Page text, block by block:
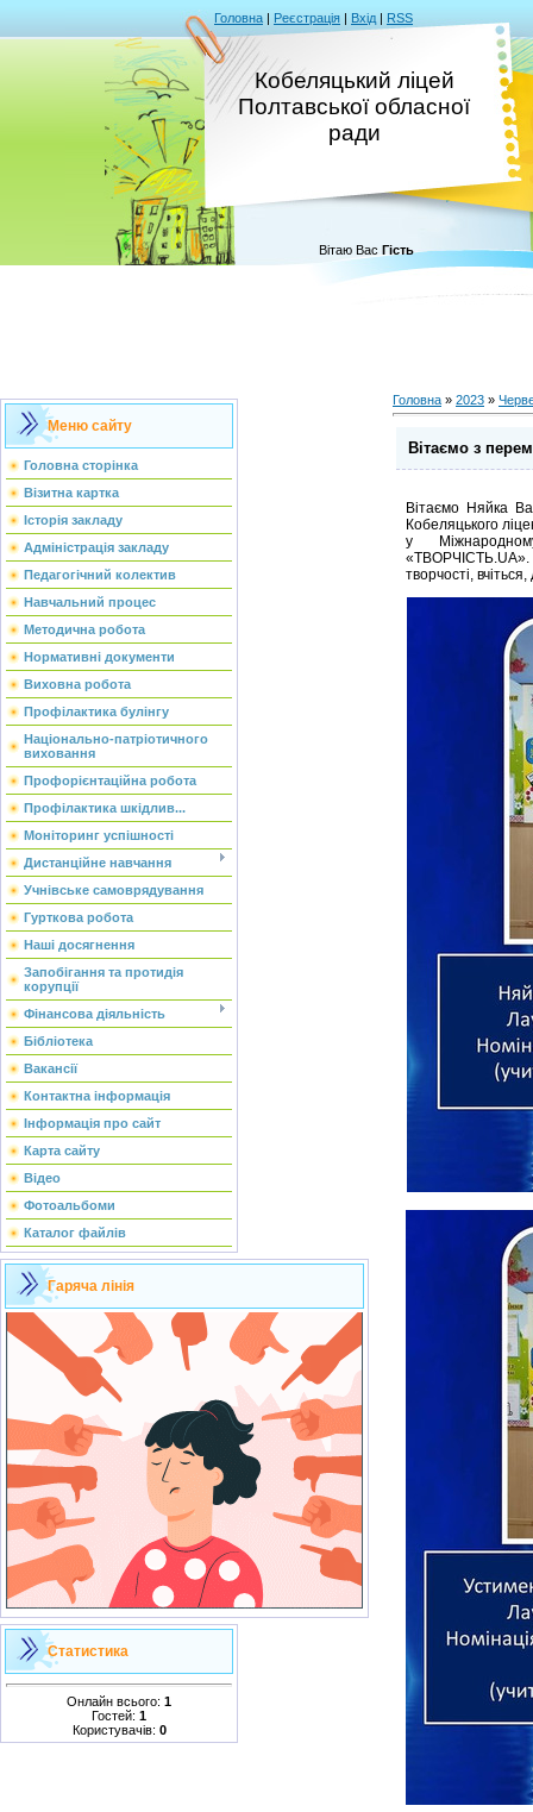
Головна | Реєстрація | Вхід | RSS
Кобеляцький ліцей
Полтавської обласної
ради
Вітаю Вас Гість
Меню сайту
Головна сторінка
Візитна картка
Історія закладу
Адміністрація закладу
Педагогічний колектив
Навчальний процес
Методична робота
Нормативні документи
Виховна робота
Профілактика булінгу
Національно-патріотичного
виховання
Профорієнтаційна робота
Профілактика шкідлив...
Моніторинг успішності
Дистанційне навчання
Учнівське самоврядування
Гурткова робота
Наші досягнення
Запобігання та протидія
корупції
Фінансова діяльність
Бібліотека
Вакансії
Контактна інформація
Інформація про сайт
Карта сайту
Відео
Фотоальбоми
Каталог файлів
Гаряча лінія
Статистика
Онлайн всього: 1
Гостей: 1
Користувачів: 0
Головна » 2023 »
Вітаємо з
Вітаємо Няйка
Кобеляцького
у
«ТВОРЧІСТЬ.UA».
творчості,